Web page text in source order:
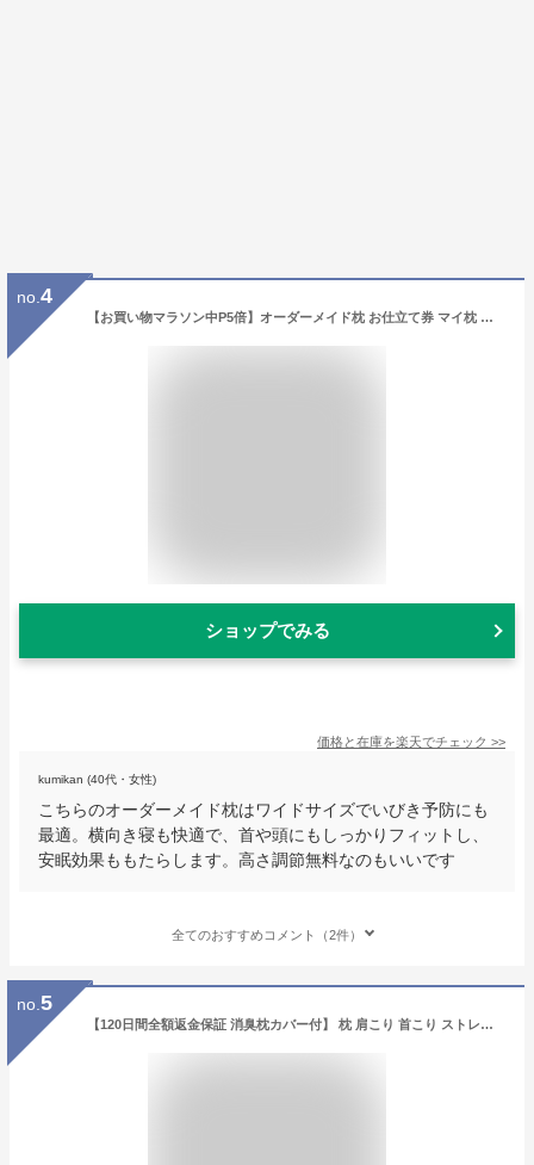
no. 4
【お買い物マラソン中P5倍】オーダーメイド枕 お仕立て券 マイ枕 七つ星 ワイドサイズ 50×72cm 特許取得 高さ調整無料 枕 肩 首 フィット 仰向け 横向き枕 オーダー ストレートネック 洗える いびき 頭痛 プレゼント 頸椎 寝返り 父の日 母の日 マイまくら ギフト
ショップでみる
価格と在庫を楽天でチェック >>
kumikan (40代・女性)
こちらのオーダーメイド枕はワイドサイズでいびき予防にも
最適。横向き寝も快適で、首や頭にもしっかりフィットし、
安眠効果ももたらします。高さ調節無料なのもいいです
全てのおすすめコメント（2件）
no. 5
【120日間全額返金保証 消臭枕カバー付】 枕 肩こり 首こり ストレートネック 医療用 まくら 安眠 整形外科 枕外来 整形外科枕 整体 高さ調整 横向き寝 高い 低い 頸椎 ヘルニア オーダーメイド 肩 首 痛み 頭痛 解消 いびき 治療 日本製 プレゼント 自分に合った枕 あさイチ